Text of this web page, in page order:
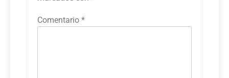
Comentario *